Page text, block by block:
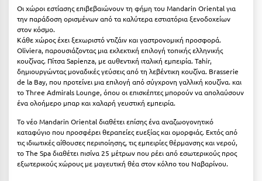
Θεσσαλονίκη
Ιεράπετρα
Ιθάκη
Ικαρία
Ίος
Ιωάννινα
Οι χώροι εστίασης επιβεβαιώνουν τη φήμη του Mandarin Oriental για
την παράδοση ορισμένων από τα καλύτερα εστιατόρια ξενοδοχείων
στον κόσμο.
Κάθε χώρος έχει ξεχωριστό ντιζάιν και γαστρονομική προσφορά.
Oliviera, παρουσιάζοντας μια εκλεκτική επιλογή τοπικής ελληνικής
κουζίνας. Πίτσα Sapienza, με αυθεντική ιταλική εμπειρία. Tahir,
δημιουργώντας μοναδικές γεύσεις από τη λεβέντικη κουζίνα. Brasserie
de la Bay, που προτείνει μια επιλογή από σύγχρονη γαλλική κουζίνα. και
το Three Admirals Lounge, όπου οι επισκέπτες μπορούν να απολαύσουν
ένα ολοήμερο μπαρ και χαλαρή γευστική εμπειρία.
Το νέο Mandarin Oriental διαθέτει επίσης ένα αναζωογονητικό
καταφύγιο που προσφέρει θεραπείες ευεξίας και ομορφιάς. Εκτός από
τις ιδιωτικές αίθουσες περιποίησης, τις εμπειρίες θέρμανσης και νερού,
το The Spa διαθέτει πισίνα 25 μέτρων που ρέει από εσωτερικούς προς
εξωτερικούς χώρους με μαγευτική θέα στον κόλπο του Ναβαρίνου.